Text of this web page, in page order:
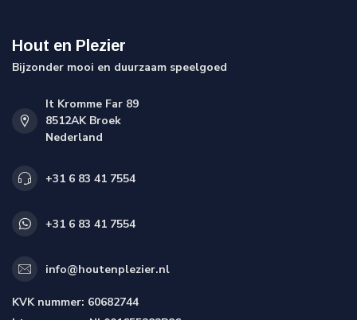
Hout en Plezier
Bijzonder mooi en duurzaam speelgoed
It Kromme Far 89
8512AK Broek
Nederland
+31 6 83 41 7554
+31 6 83 41 7554
info@houtenplezier.nl
KVK nummer: 60682744